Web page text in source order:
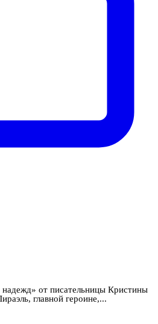
от писательницы Кристины
главной героине,...